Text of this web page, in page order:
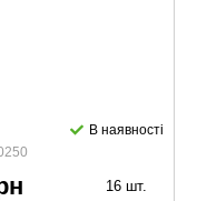
В наявності
16 шт.